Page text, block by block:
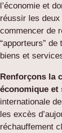
l’économie et
réussir les
commencer de
“apporteurs”
biens et
Renforçons la
économique et
internationale
les excès
réchauffement